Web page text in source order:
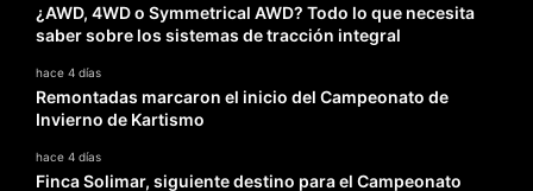
¿AWD, 4WD o Symmetrical AWD? Todo lo que necesita
saber sobre los sistemas de tracción integral
hace 4 días
Remontadas marcaron el inicio del Campeonato de
Invierno de Kartismo
hace 4 días
Finca Solimar, siguiente destino para el Campeonato